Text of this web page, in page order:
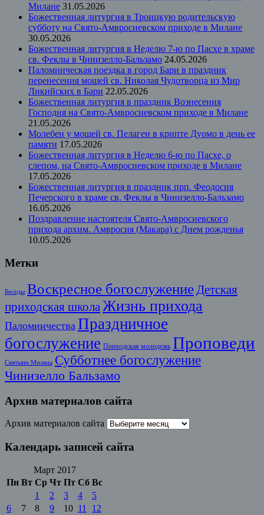
Милане 31.05.2026
Божественная литургия в Троицкую родительскую
субботу на Свято-Амвросиевском приходе в Милане
30.05.2026
Божественная литургия в Неделю 7-ю по Пасхе в храме
св. Феклы в Чинизелло-Бальзамо 24.05.2026
Паломническая поездка в город Бари в праздник
перенесения мощей св. Николая Чудотворца из Мир
Ликийских в Бари 22.05.2026
Божественная литургия в праздник Вознесения
Господня на Свято-Амвросиевском приходе в Милане
21.05.2026
Молебен у мощей св. Пелагеи в крипте Дуомо в день ее
памяти 17.05.2026
Божественная литургия в Неделю 6-ю по Пасхе, о
слепом, на Свято-Амвросиевском приходе в Милане
17.05.2026
Божественная литургия в праздник прп. Феодосия
Печерского в храме св. Феклы в Чинизелло-Бальзамо
16.05.2026
Поздравление настоятеля Свято-Амвросиевского
прихода архим. Амвросия (Макара) с Днем рожденья
10.05.2026
Метки
Беседы Воскресное богослужение Детская
приходская школа Жизнь прихода
Паломничества Праздничное
богослужение Приходская молодежь Проповеди
Святыни Милана Субботнее богослужение
Чинизелло Бальзамо
Архив материалов сайта
Архив материалов сайта
Календарь записей сайта
Март 2017
Пн Вт Ср Чт Пт Сб Вс
1 2 3 4
5
6
7 8 9 10 11
12